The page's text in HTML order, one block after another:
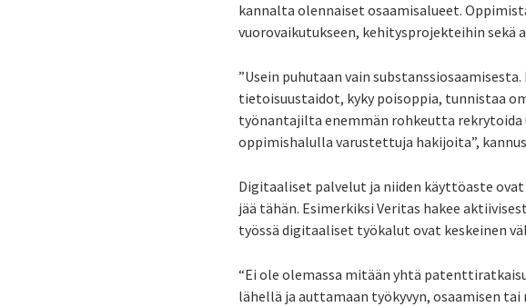
kannalta olennaiset osaamisalueet.
vuorovaikutukseen, kehitysprojekteihin sekä
”Usein puhutaan vain
tietoisuustaidot, kyky poisoppia, tunnistaa
työnantajilta enemmän rohkeutta
oppimishalulla varustettuja hakijoita”,
Digitaaliset palvelut ja niiden käyttöaste
jää tähän. Esimerkiksi Veritas hakee
työssä digitaaliset työkalut ovat keskeinen
“Ei ole olemassa mitään yhtä
lähellä ja auttamaan työkyvyn, osaamisen